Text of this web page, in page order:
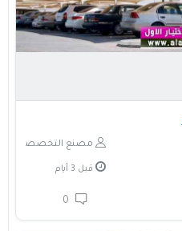
مصنع التخصصي
قبل 3 أيام